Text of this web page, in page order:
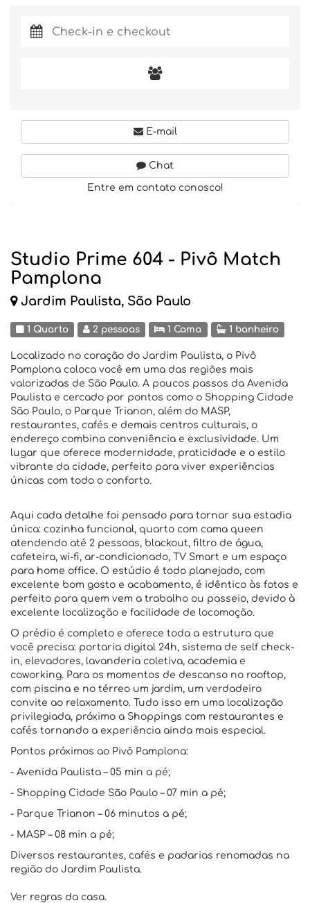
Studio Prime 604 - Pivô Match
Pamplona
Jardim Paulista, São Paulo
1 Quarto 2 pessoas 1 Cama 1 banheiro
Localizado no coração do Jardim Paulista, o Pivô
Pamplona coloca você em uma das regiões mais
valorizadas de São Paulo. A poucos passos da Avenida
Paulista e cercado por pontos como o Shopping Cidade
São Paulo, o Parque Trianon, além do MASP,
restaurantes, cafés e demais centros culturais, o
endereço combina conveniência e exclusividade. Um
lugar que oferece modernidade, praticidade e o estilo
vibrante da cidade, perfeito para viver experiências
únicas com todo o conforto.
Aqui cada detalhe foi pensado para tornar sua estadia
única: cozinha funcional, quarto com cama queen
atendendo até 2 pessoas, blackout, filtro de água,
cafeteira, wi-fi, ar-condicionado, TV Smart e um espaço
para home office. O estúdio é todo planejado, com
excelente bom gosto e acabamento, é idêntico às fotos e
perfeito para quem vem a trabalho ou passeio, devido à
excelente localização e facilidade de locomoção.
O prédio é completo e oferece toda a estrutura que
você precisa: portaria digital 24h, sistema de self check-
in, elevadores, lavanderia coletiva, academia e
coworking. Para os momentos de descanso no rooftop,
com piscina e no térreo um jardim, um verdadeiro
convite ao relaxamento. Tudo isso em uma localização
privilegiada, próximo a Shoppings com restaurantes e
cafés tornando a experiência ainda mais especial.
Pontos próximos ao Pivô Pamplona:
- Avenida Paulista – 05 min a pé;
- Shopping Cidade São Paulo – 07 min a pé;
- Parque Trianon – 06 minutos a pé;
- MASP – 08 min a pé;
Diversos restaurantes, cafés e padarias renomadas na
região do Jardim Paulista.
Ver regras da casa.
E-mail
Chat
Entre em contato conosco!